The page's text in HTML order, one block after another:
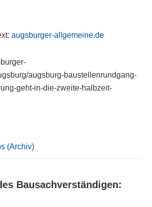
augsburger-allgemeine.de
augsburg-baustellenrundgang-
geht-in-die-zweite-halbzeit-
(Archiv)
Bausachverständigen: